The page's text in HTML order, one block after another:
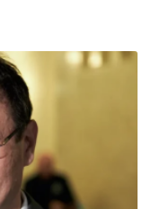
сын
зарабатывали
на
уклонистах»